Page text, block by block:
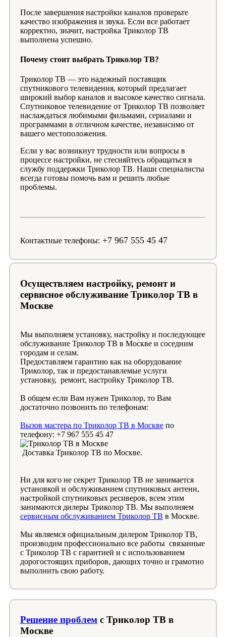
После завершения настройки каналов проверьте
качество изображения и звука. Если все работает
корректно, значит, настройка Триколор ТВ
выполнена успешно.
Почему стоит выбрать Триколор ТВ?
Триколор ТВ — это надежный поставщик
спутникового телевидения, который предлагает
широкий выбор каналов и высокое качество сигнала.
Спутниковое телевидение от Триколор ТВ позволяет
наслаждаться любимыми фильмами, сериалами и
программами в отличном качестве, независимо от
вашего местоположения.
Если у вас возникнут трудности или вопросы в
процессе настройки, не стесняйтесь обращаться в
службу поддержки Триколор ТВ. Наши специалисты
всегда готовы помочь вам и решить любые
проблемы.
Контактные телефоны: +7 967 555 45 47
Осуществляем настройку, ремонт и
сервисное обслуживание Триколор ТВ в
Москве
Мы выполняем установку, настройку и последующее
обслуживание Триколор ТВ в Москве и соседним
городам и селам.
Предоставляем гарантию как на оборудование
Триколор, так и предостанавлемые услуги
установку, ремонт, настройку Триколор ТВ.
В общем если Вам нужен Триколор, то Вам
достаточно позвонить по телефонам:
Вызов мастера по Триколор ТВ в Москве по
телефону: +7 967 555 45 47
Доставка Триколор ТВ по Москве.
Ни для кого не секрет Триколор ТВ не занимается
установкой и обслуживанием спутниковых антенн,
настройкой спутниковых ресиверов, всем этим
занимаются дилеры Триколор ТВ. Мы выполняем
сервисным обслуживанием Триколор ТВ в Москве.
Мы являемся официальным дилером Триколор ТВ,
производим профессионально все работы связанные
с Триколор ТВ с гарантией и с использованием
дорогостоящих приборов, дающих точно и грамотно
выполнить свою работу.
Решение проблем с Триколор ТВ в
Москве